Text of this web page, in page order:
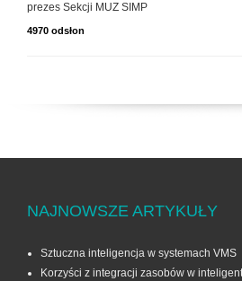
prezes Sekcji MUZ SIMP
4970 odsłon
NAJNOWSZE ARTYKUŁY
Sztuczna inteligencja w systemach VMS
Korzyści z integracji zasobów w